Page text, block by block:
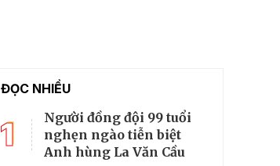
ĐỌC NHIỀU
1
Người đồng đội 99 tuổi
nghẹn ngào tiễn biệt
Anh hùng La Văn Cầu